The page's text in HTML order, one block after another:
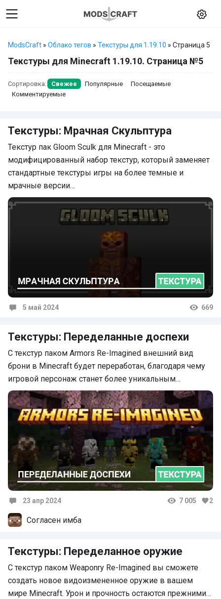
ModsCraft » Облако тегов » Текстуры для 1.19.10 » Страница 5
Текстуры для Minecraft 1.19.10. Страница №5
Сортировка: Свежее Популярные
Посещаемые
Комментируемые
Текстуры: Мрачная Скульптура
Текстур пак Gloom Sculk для Minecraft - это
модифицированный набор текстур, который заменяет
стандартные текстуры игры на более темные и
мрачные версии…
5 май 2024 669
Текстуры: Переделанные доспехи
С текстур паком Armors Re-Imagined внешний вид
брони в Minecraft будет переработан, благодаря чему
игровой персонаж станет более уникальным…
23 апр 2024 7 005 2
Согласен имба
Текстуры: Переделанное оружие
С текстур паком Weaponry Re-Imagined вы сможете
создать новое видоизмененное оружие в вашем
мире Minecraft. Урон и прочность остаются прежними…